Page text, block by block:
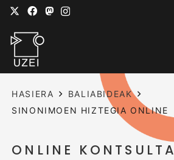
HASIERA
BALIABIDEAK
SINONIMOEN HIZTEGIA ONLINE
ONLINE KONTSULTA